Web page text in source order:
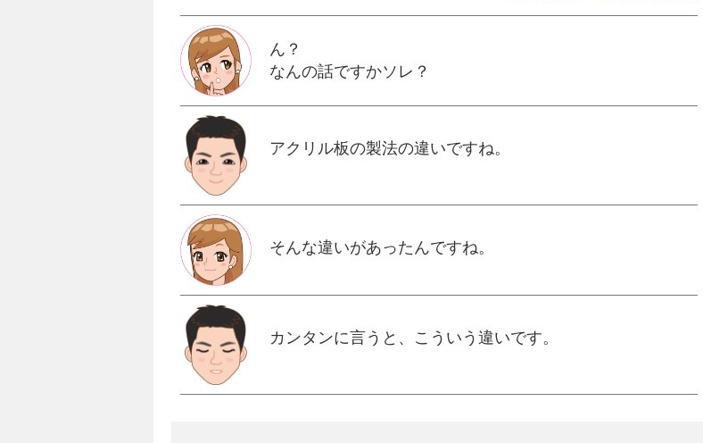
ん？
なんの話ですかソレ？
アクリル板の製法の違いですね。
そんな違いがあったんですね。
カンタンに言うと、こういう違いです。